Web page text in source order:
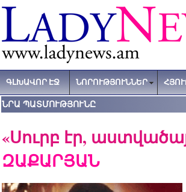
ԳԼԽԱՎՈՐ ԷՋ ՆՈՐՈՒԹՅՈՒՆՆԵՐ
ՆՐԱ ՊԱՏՄՈՒԹՅՈՒՆԸ
«Սուրբ էր,
ԶԱՔԱՐՅԱՆ